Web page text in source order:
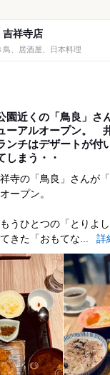
吉祥寺店
、居酒屋、日本料理
園近くの「鳥良」さ
ーアルオープン。
ンチはデザートが
しまう・・
寺の「鳥良」さんが
ープン。
うひとつの「とりよ
きた「おもてな...
詳